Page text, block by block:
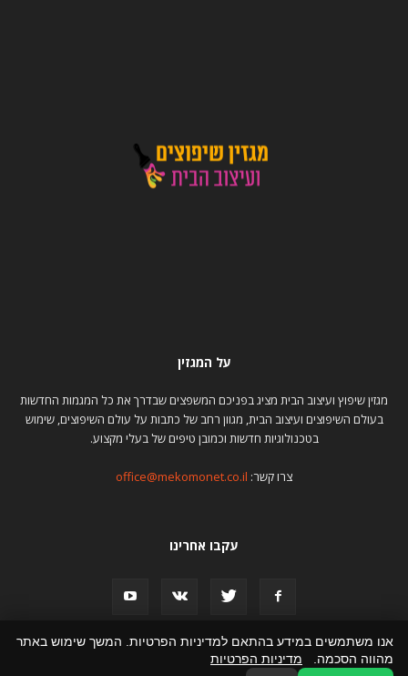
על המגזין
מגזין שיפוץ ועיצוב הבית מציג בפניכם המשפצים שבדרך את כל המגמות החדשות
בעולם השיפוצים ועיצוב הבית, מגוון רחב של כתבות על עולם השיפוצים, שימוש
בטכנולוגיות חדשות וכמובן טיפים של בעלי מקצוע.
צרו קשר: office@mekomonet.co.il
עקבו אחרינו
פרסמו אצלנו פרסום כתבה באינטרנט
אנו משתמשים במידע בהתאם למדיניות הפרטיות. המשך שימוש באתר
מהווה הסכמה. מדיניות הפרטיות